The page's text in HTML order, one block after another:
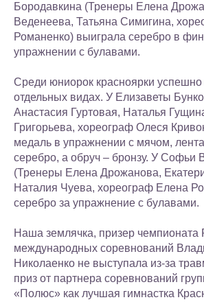
Бородавкина (Тренеры Елена
Веденеева, Татьяна Симигина,
Романенко) выиграла серебро в
упражнении с булавами.
Среди юниорок красноярки успешно
отдельных видах. У Елизаветы
Анастасия Гуртовая, Наталья
Григорьева, хореограф Олеся
медаль в упражнении с мячом,
серебро, а обруч – бронзу. У Софьи
(Тренеры Елена Дрожанова,
Наталия Чуева, хореограф Елена
серебро за упражнение с булавами.
Наша землячка, призер чемпионата
международных соревнований
Николаенко не выступала из-за
приз от партнера соревнований
«Полюс» как лучшая гимнастка